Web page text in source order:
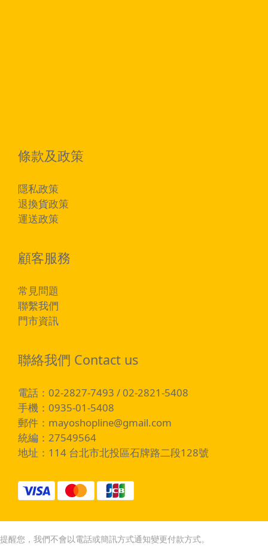
條款及政策
隱私政策
退換貨政策
運送政策
顧客服務
常見問題
聯繫我們
門市資訊
聯絡我們 Contact us
電話：02-2827-7493 / 02-2821-5408
手機：0935-01-5408
郵件： mayoshopline@gmail.com
統編：27549564
地址：114 台北市北投區石牌路二段128號
提醒您，我們不會以電話或簡訊方式通知變更付款方式。